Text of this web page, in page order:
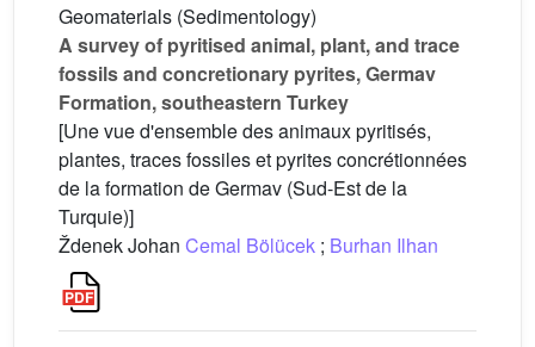
Geomaterials (Sedimentology)
A survey of pyritised animal, plant, and trace
fossils and concretionary pyrites, Germav
Formation, southeastern Turkey
[Une vue d'ensemble des animaux pyritisés,
plantes, traces fossiles et pyrites concrétionnées
de la formation de Germav (Sud-Est de la
Turquie)]
Ždenek Johan Cemal Bölücek ; Burhan Ilhan